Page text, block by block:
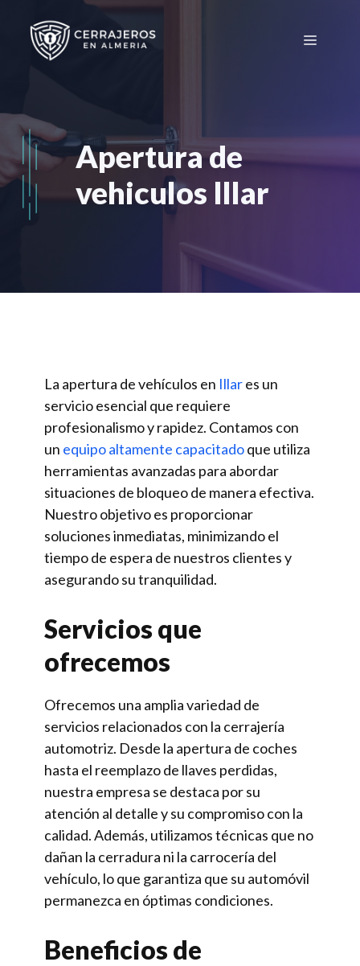
contenido
Menú
Apertura de
vehiculos Illar
La apertura de vehículos en Illares un
servicio esencial que requiere
profesionalismo y rapidez. Contamos con
un equipo altamente capacitadoque utiliza
herramientas avanzadas para abordar
situaciones de bloqueo de manera efectiva.
Nuestro objetivo es proporcionar
soluciones inmediatas, minimizando el
tiempo de espera de nuestros clientes y
asegurando su tranquilidad.
Servicios que
ofrecemos
Ofrecemos una amplia variedad de
servicios relacionados con la cerrajería
automotriz. Desde la apertura de coches
hasta el reemplazo de llaves perdidas,
nuestra empresa se destaca por su
atención al detalle y su compromiso con la
calidad. Además, utilizamos técnicas que no
dañan la cerradura ni la carrocería del
vehículo, lo que garantiza que su automóvil
permanezca en óptimas condiciones.
Beneficios de